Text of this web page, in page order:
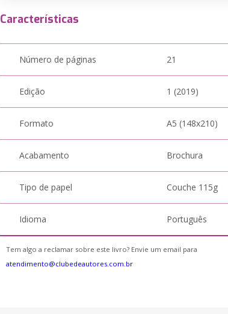
Características
Número de páginas 21
Edição 1 (2019)
Formato A5 (148x210)
Acabamento Brochura
Tipo de papel Couche 115g
Idioma Português
Tem algo a reclamar sobre este livro? Envie um email para
atendimento@clubedeautores.com.br